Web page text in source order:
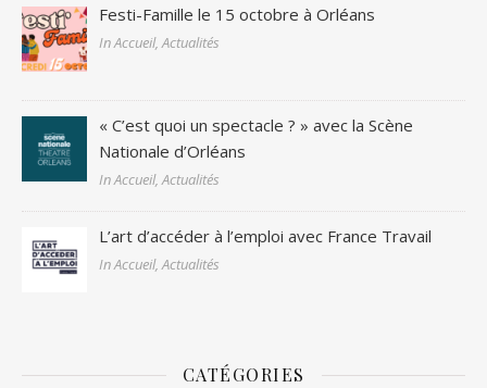
Festi-Famille le 15 octobre à Orléans
In Accueil, Actualités
« C’est quoi un spectacle ? » avec la Scène
Nationale d’Orléans
In Accueil, Actualités
L’art d’accéder à l’emploi avec France Travail
In Accueil, Actualités
CATÉGORIES